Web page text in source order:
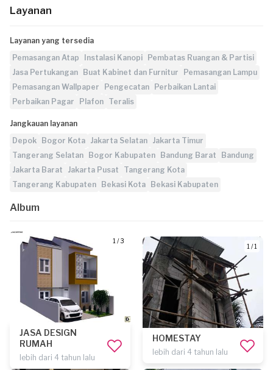
Layanan
Layanan yang tersedia
Pemasangan Atap
Instalasi Kanopi
Pembatas Ruangan & Partisi
Jasa Pertukangan
Buat Kabinet dan Furnitur
Pemasangan Lampu
Pemasangan Wallpaper
Pengecatan
Perbaikan Lantai
Perbaikan Pagar
Plafon Teralis
Jangkauan layanan
Depok
Bogor Kota Jakarta Selatan Jakarta Timur
Tangerang Selatan
Bogor Kabupaten Bandung Barat
Bandung
Jakarta Barat
Jakarta Pusat
Tangerang Kota
Tangerang Kabupaten
Bekasi Kota Bekasi Kabupaten
Album
1 / 3
JASA DESIGN
RUMAH
lebih dari 4 tahun lalu
1 / 1
HOMESTAY
lebih dari 4 tahun lalu